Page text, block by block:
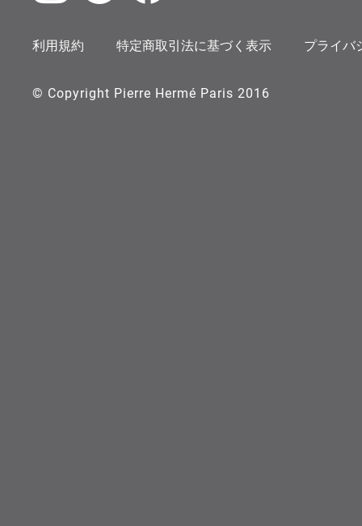
利用規約 特定商取引法に基づく表示 プライバ
© Copyright Pierre Hermé Paris 2016